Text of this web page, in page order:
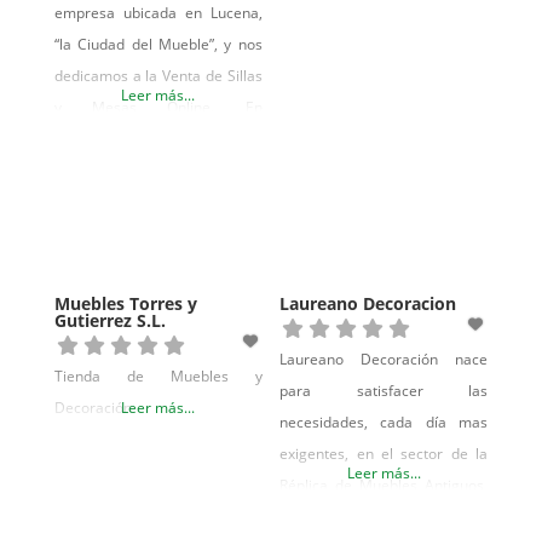
empresa ubicada en Lucena,
“la Ciudad del Mueble”, y nos
dedicamos a la Venta de Sillas
y Mesas Online. En
como pueden ser Mesas de
Comedor, Mesas de centro,
Mesas de bar, etc. También
tenemos precios especiales
Leer más...
Muebles Torres y
Gutierrez S.L.
Tienda de Muebles y
DecoraciónLeer más...
Laureano Decoracion
Laureano Decoración nace
para satisfacer las
necesidades, cada día mas
exigentes, en el sector de la
Réplica de Muebles Antiguos,
Leer más...